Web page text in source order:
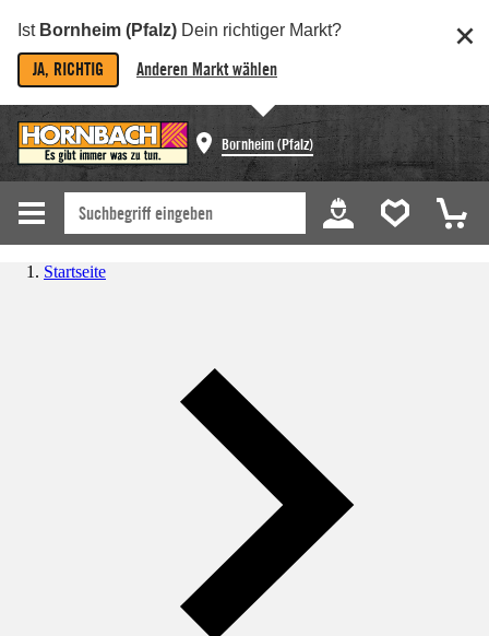
Ist Bornheim (Pfalz) Dein richtiger Markt?
JA, RICHTIG Anderen Markt wählen
Bornheim (Pfalz)
Startseite